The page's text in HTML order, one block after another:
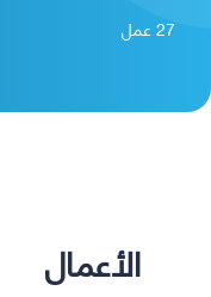
27عمل
الأعمال